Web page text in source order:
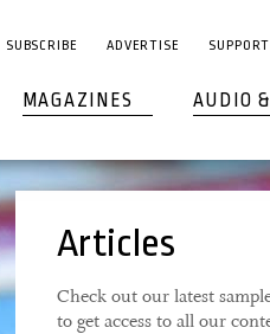
SUBSCRIBE ADVERTISE
MAGAZINES AUDIO
Articles
Check out our latest
to get access to all our